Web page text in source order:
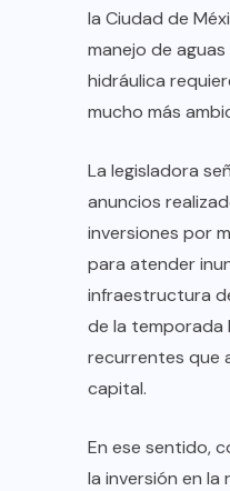
la Ciudad de
manejo de
hidráulica
mucho más
La legisladora
anuncios
inversiones por
para atender
infraestructura
de la temporada
recurrentes que
capital.
En ese sentido,
la inversión en la